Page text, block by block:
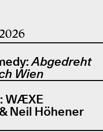
Abgedreht
Wien
WÆXE
Neil Höhener